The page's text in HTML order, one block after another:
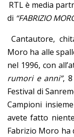
RTL è media
di “FABRIZIO
Cantautore,
Moro ha alle
nel 1996, con
rumori e anni”,
Festival di
Campioni
avete fatto
Fabrizio Moro ha